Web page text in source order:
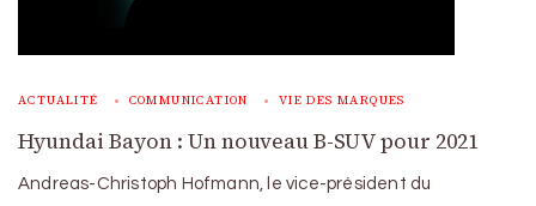
ACTUALITÉ COMMUNICATION VIE DES MARQUES
Hyundai Bayon : Un nouveau B-SUV pour 2021
Andreas-Christoph Hofmann, le vice-président du